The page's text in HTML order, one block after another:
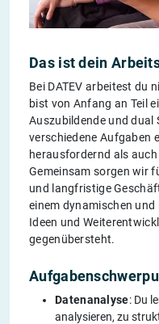
Das ist dein
Bei DATEV arbeitest du
bist von Anfang an Teil
Auszubildende und dual
verschiedene Aufgaben
herausfordernd als
Gemeinsam sorgen wir
und langfristige
einem dynamischen
Ideen und
gegenübersteht.
Datenanalyse: Du
analysieren, zu